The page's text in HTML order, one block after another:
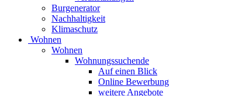
Burgenerator
Nachhaltigkeit
Klimaschutz
Wohnen
Wohnen
Wohnungssuchende
Auf einen Blick
Online Bewerbung
weitere Angebote